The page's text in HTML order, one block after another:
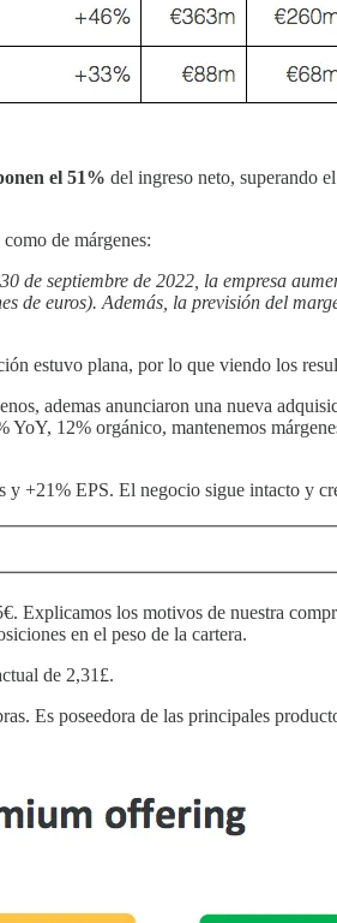
el 51% del ingreso neto, superando
de márgenes:
de septiembre de 2022, la empresa
de euros). Además, la previsión del
estuvo plana, por lo que viendo los
ademas anunciaron una nueva
YoY, 12% orgánico, mantenemos
y +21% EPS. El negocio sigue intacto
Explicamos los motivos de nuestra
en el peso de la cartera.
de 2,31£.
Es poseedora de las principales